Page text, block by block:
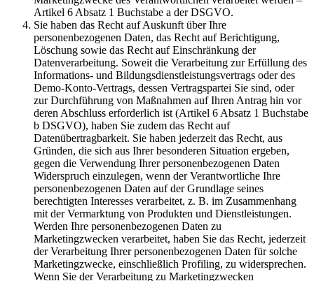
Artikel 6 Absatz 1 Buchstabe a der DSGVO.
Sie haben das Recht auf Auskunft über Ihre
personenbezogenen Daten, das Recht auf Berichtigung,
Löschung sowie das Recht auf Einschränkung der
Datenverarbeitung. Soweit die Verarbeitung zur Erfüllung des
Informations- und Bildungsdienstleistungsvertrags oder des
Demo-Konto-Vertrags, dessen Vertragspartei Sie sind, oder
zur Durchführung von Maßnahmen auf Ihren Antrag hin vor
deren Abschluss erforderlich ist (Artikel 6 Absatz 1 Buchstabe
b DSGVO), haben Sie zudem das Recht auf
Datenübertragbarkeit. Sie haben jederzeit das Recht, aus
Gründen, die sich aus Ihrer besonderen Situation ergeben,
gegen die Verwendung Ihrer personenbezogenen Daten
Widerspruch einzulegen, wenn der Verantwortliche Ihre
personenbezogenen Daten auf der Grundlage seines
berechtigten Interesses verarbeitet, z. B. im Zusammenhang
mit der Vermarktung von Produkten und Dienstleistungen.
Werden Ihre personenbezogenen Daten zu
Marketingzwecken verarbeitet, haben Sie das Recht, jederzeit
der Verarbeitung Ihrer personenbezogenen Daten für solche
Marketingzwecke, einschließlich Profiling, zu widersprechen.
Wenn Sie der Verarbeitung zu Marketingzwecken